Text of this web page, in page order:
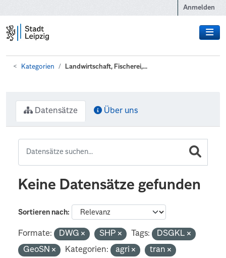
Anmelden
Kategorien Landwirtschaft, Fischerei,...
Datensätze Über uns
Keine Datensätze gefunden
Sortieren nach
Formate: DWG SHP Tags:
DSGKL
GeoSN
Kategorien: agri
tran